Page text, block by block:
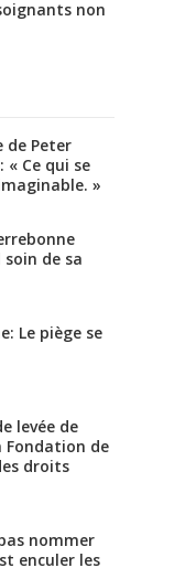
non
de Peter
« Ce qui se
»
de sa
Le piège se
levée de
de
droits
nommer
enculer les